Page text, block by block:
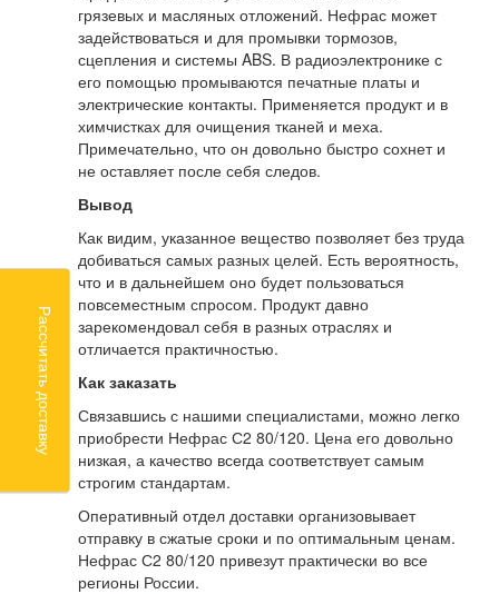
грязевых и масляных отложений. Нефрас может
задействоваться и для промывки тормозов,
сцепления и системы ABS. В радиоэлектронике с
его помощью промываются печатные платы и
электрические контакты. Применяется продукт и в
химчистках для очищения тканей и меха.
Примечательно, что он довольно быстро сохнет и
не оставляет после себя следов.
Вывод
Как видим, указанное вещество позволяет без труда
добиваться самых разных целей. Есть вероятность,
что и в дальнейшем оно будет пользоваться
повсеместным спросом. Продукт давно
зарекомендовал себя в разных отраслях и
отличается практичностью.
Как заказать
Связавшись с нашими специалистами, можно легко
приобрести Нефрас С2 80/120. Цена его довольно
низкая, а качество всегда соответствует самым
строгим стандартам.
Оперативный отдел доставки организовывает
отправку в сжатые сроки и по оптимальным ценам.
Нефрас С2 80/120 привезут практически во все
регионы России.
Рассчитать доставку